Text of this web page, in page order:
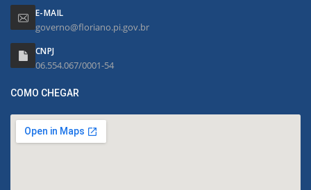
E-MAIL
governo@floriano.pi.gov.br
CNPJ
06.554.067/0001-54
COMO CHEGAR